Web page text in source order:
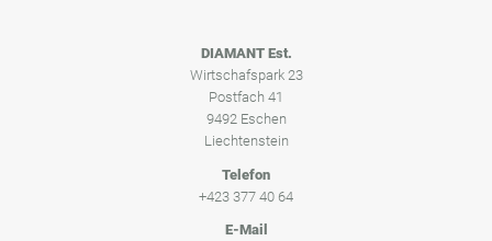
DIAMANT Est.
Wirtschafspark 23
Postfach 41
9492 Eschen
Liechtenstein
Telefon
+423 377 40 64
E-Mail